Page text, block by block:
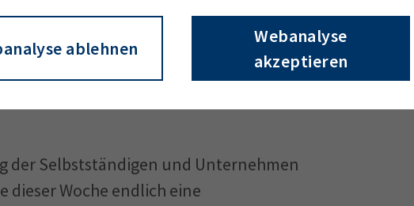
ablehnen
Webanalyse
akzeptieren
kleiner Lichtblick für viele bislang stark
eine überfällige Maßnahme“,
mit dem Handelsverband
die bereits in 13 anderen
Selbstständigen und Unternehmen
dieser Woche endlich eine